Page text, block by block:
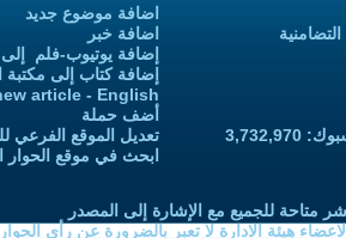
اضافة موضوع جديد
اضافة خبر
إضافة يوتيوب-فلم إلى
إضافة كتاب إلى مكتبة
article - English
أضف حملة
تعديل الموقع الفرعي
ابحث في موقع الحوار
متاحة للجميع مع الإشارة إلى المصدر
هيئة الادارة لا تعبر بالضرورة عن رأي